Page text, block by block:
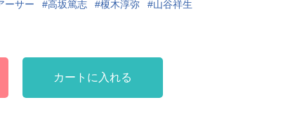
ーサー 高坂篤志 榎木淳弥 山谷祥生
カートに入れる